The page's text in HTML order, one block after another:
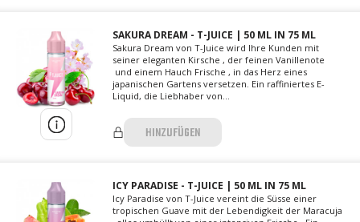
SAKURA DREAM - T-JUICE | 50 ML IN 75 ML
Sakura Dream von T-Juice wird Ihre Kunden mit
seiner eleganten Kirsche , der feinen Vanillenote
und einem Hauch Frische , in das Herz eines
japanischen Gartens versetzen. Ein raffiniertes E-
Liquid, die Liebhaber von...
HINZUFÜGEN
ICY PARADISE - T-JUICE | 50 ML IN 75 ML
Icy Paradise von T-Juice vereint die Süsse einer
tropischen Guave mit der Lebendigkeit der Maracuja